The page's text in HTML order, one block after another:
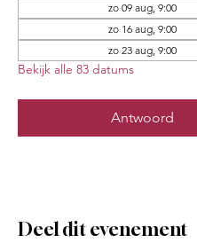
zo 09 aug, 9:00
zo 16 aug, 9:00
zo 23 aug, 9:00
Bekijk alle 83 datums
Antwoord
Deel dit evenement